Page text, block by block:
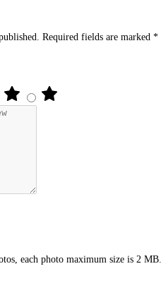
Required fields are marked *
each photo maximum size is 2 MB.